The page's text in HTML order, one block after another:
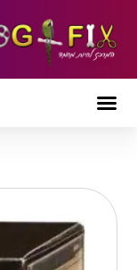
לתוכן